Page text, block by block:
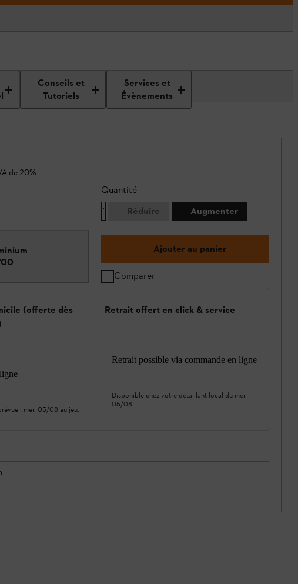
Conseils et
Tutoriels
Services et
Évènements
de 20%.
Quantité
Réduire
Augmenter
Ajouter au panier
Comparer
(offerte dès
: mer. 05/08 au jeu.
Retrait offert en click & service
Retrait possible via commande en ligne
Disponible chez votre détaillant local du mer.
05/08